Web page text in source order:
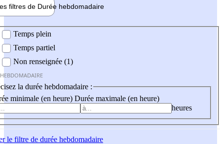
filtres de Durée hebdomadaire
Temps plein
Temps partiel
Non renseignée (1)
la durée hebdomadaire :
minimale (en heure) Durée maximale (en heure)
heures
le filtre de durée hebdomadaire